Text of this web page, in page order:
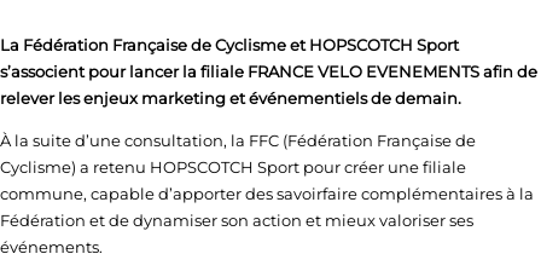
La Fédération Française de Cyclisme et HOPSCOTCH Sport
s’associent pour lancer la filiale FRANCE VELO EVENEMENTS afin de
relever les enjeux marketing et événementiels de demain.
À la suite d’une consultation, la FFC (Fédération Française de
Cyclisme) a retenu HOPSCOTCH Sport pour créer une filiale
commune, capable d’apporter des savoirfaire complémentaires à la
Fédération et de dynamiser son action et mieux valoriser ses
événements.